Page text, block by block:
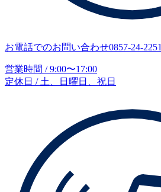
お電話でのお問い合わせ0857-24-2251
営業時間 / 9:00〜17:00
定休日 / 土、日曜日、祝日